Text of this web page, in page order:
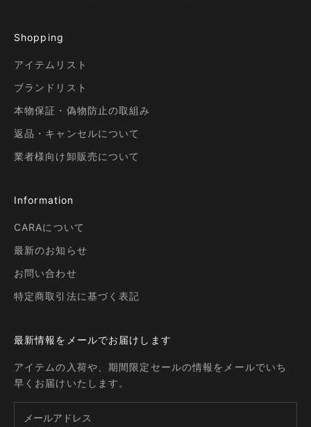
Shopping
アイテムリスト
ブランドリスト
本物保証・偽物防止の取組み
返品・キャンセルについて
業者様向け卸販売について
Information
CARAについて
最新のお知らせ
お問い合わせ
特定商取引法に基づく表記
最新情報をメールでお届けします
アイテムの入荷や、期間限定セールの情報をメールでいち
早くお届けいたします。